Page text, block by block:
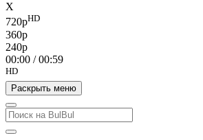
X
720pHD
360p
240p
00:00 /00:59
HD
Раскрыть меню